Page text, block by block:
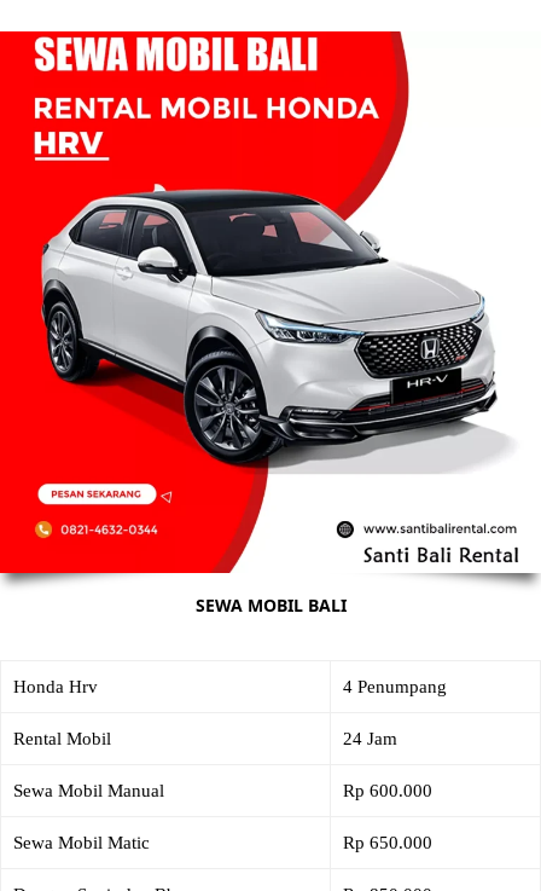
SEWA MOBIL BALI
Honda Hrv 4 Penumpang
Rental Mobil 24 Jam
Sewa Mobil Manual Rp 600.000
Sewa Mobil Matic Rp 650.000